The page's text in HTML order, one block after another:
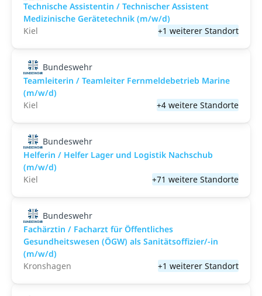
Technische Assistentin / Technischer Assistent
Medizinische Gerätetechnik (m/w/d)
Kiel
+1 weiterer Standort
Bundeswehr
Teamleiterin / Teamleiter Fernmeldebetrieb Marine
(m/w/d)
Kiel
+4 weitere Standorte
Bundeswehr
Helferin / Helfer Lager und Logistik Nachschub
(m/w/d)
Kiel
+71 weitere Standorte
Bundeswehr
Fachärztin / Facharzt für Öffentliches
Gesundheitswesen (ÖGW) als Sanitätsoffizier/-in
(m/w/d)
Kronshagen
+1 weiterer Standort